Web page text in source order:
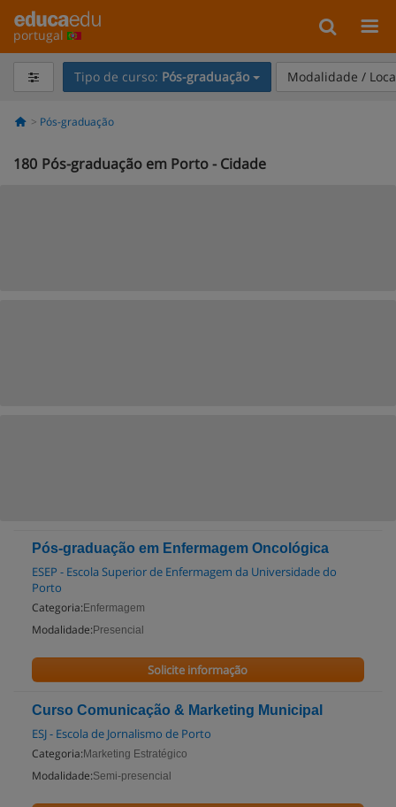
portugal
Tipo de curso: Pós-graduação Modalidade /
Pós-graduação
180 Pós-graduação em Porto - Cidade
Pós-graduação em Enfermagem Oncológica
ESEP - Escola Superior de Enfermagem da Universidade do
Porto
Categoria: Enfermagem
Modalidade: Presencial
Solicite informação
Curso Comunicação & Marketing Municipal
ESJ - Escola de Jornalismo de Porto
Categoria: Marketing Estratégico
Modalidade:Semi-presencial